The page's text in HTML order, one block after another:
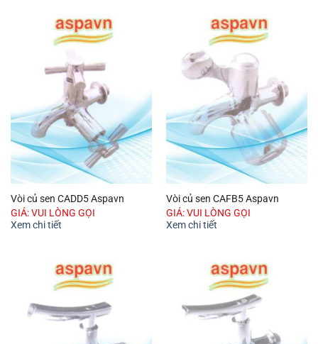
Vòi củ sen CADD5 Aspavn
GIÁ: VUI LÒNG GỌI
Xem chi tiết
Vòi củ sen CAFB5 Aspavn
GIÁ: VUI LÒNG GỌI
Xem chi tiết